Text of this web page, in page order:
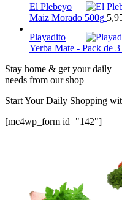
El Plebeyo
Maiz Morado 500g
Playadito
Yerba Mate - Pack de 3
Stay home & get your daily
needs from our shop
Start Your Daily Shopping
[mc4wp_form id="142"]